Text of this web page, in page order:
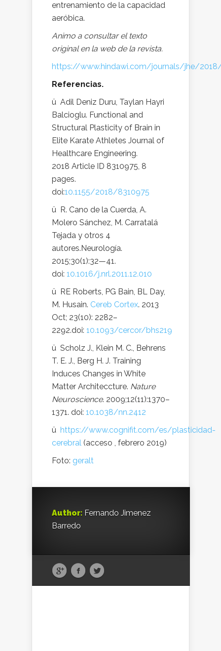
entrenamiento de la capacidad
aeróbica.
Animo a consultar el texto
original en la web de la revista.
https://www.hindawi.com/journals/jhe/
Referencias.
ü Adil Deniz Duru, Taylan Hayri
Balcioglu. Functional and
Structural Plasticity of Brain in
Elite Karate Athletes Journal of
Healthcare Engineering.
2018 Article ID 8310975, 8
pages.
doi:10.1155/2018/8310975
ü R. Cano de la Cuerda, A.
Molero Sánchez, M. Carratalá
Tejada y otros 4
autores.Neurología.
2015;30(1):32—41.
doi: 10.1016/j.nrl.2011.12.010
ü RE Roberts, PG Bain, BL Day,
M. Husain. Cereb Cortex. 2013
Oct; 23(10): 2282–
2292.doi: 10.1093/cercor/bhs219
ü Scholz J., Klein M. C., Behrens
T. E. J., Berg H. J. Training
Induces Changes in White
Matter Architeccture. Nature
Neuroscience. 2009;12(11):1370–
1371. doi: 10.1038/nn.2412
ü https://www.cognifit.com/es/plasticidad-
cerebral (acceso , febrero 2019)
Foto: geralt
Author: Fernando Jimenez
Barredo